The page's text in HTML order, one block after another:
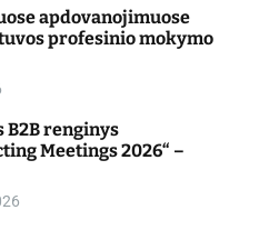
o
r
apdovanojimuose
profesinio mokymo
renginys
Meetings 2026“ –